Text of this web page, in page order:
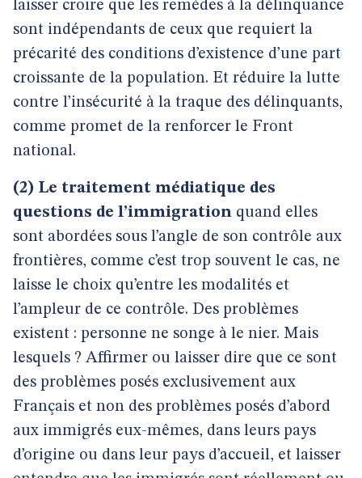
laisser croire que les remèdes à la délinquance
sont indépendants de ceux que requiert la
précarité des conditions d’existence d’une part
croissante de la population. Et réduire la lutte
contre l’insécurité à la traque des délinquants,
comme promet de la renforcer le Front
national.
(2) Le traitement médiatique des
questions de l’immigration quand elles
sont abordées sous l’angle de son contrôle aux
frontières, comme c’est trop souvent le cas, ne
laisse le choix qu’entre les modalités et
l’ampleur de ce contrôle. Des problèmes
existent : personne ne songe à le nier. Mais
lesquels ? Affirmer ou laisser dire que ce sont
des problèmes posés exclusivement aux
Français et non des problèmes posés d’abord
aux immigrés eux-mêmes, dans leurs pays
d’origine ou dans leur pays d’accueil, et laisser